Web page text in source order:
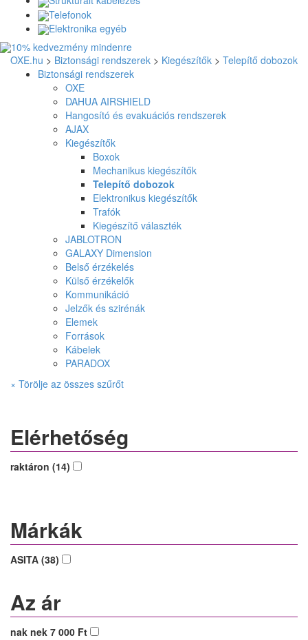
Telefonok
Elektronika egyéb
OXE.hu > Biztonsági rendszerek > Kiegészítők > Telepítő dobozok
Biztonsági rendszerek
OXE
DAHUA AIRSHIELD
Hangosító és evakuációs rendszerek
AJAX
Kiegészítők
Boxok
Mechanikus kiegészítők
Telepítő dobozok
Elektronikus kiegészítők
Trafók
Kiegészítő választék
JABLOTRON
GALAXY Dimension
Belső érzékelés
Külső érzékelők
Kommunikáció
Jelzők és szirénák
Elemek
Források
Kábelek
PARADOX
× Törölje az összes szűrőt
Elérhetőség
raktáron (14)
Márkák
ASITA (38)
Az ár
nak nek 7 000 Ft